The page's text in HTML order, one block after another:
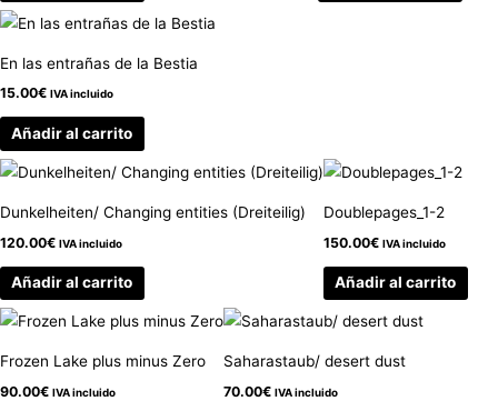
En las entrañas de la Bestia
15.00€ IVA incluido
Añadir al carrito
Dunkelheiten/ Changing entities (Dreiteilig)
120.00€ IVA incluido
Añadir al carrito
Doublepages_1-2
150.00€ IVA incluido
Añadir al carrito
Frozen Lake plus minus Zero
90.00€ IVA incluido
Saharastaub/ desert dust
70.00€ IVA incluido